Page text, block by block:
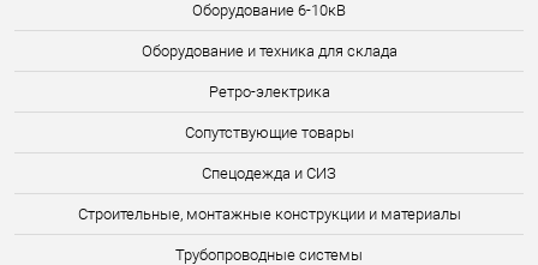
Оборудование 6-10кВ
Оборудование и техника для склада
Ретро-электрика
Сопутствующие товары
Спецодежда и СИЗ
Строительные, монтажные конструкции и материалы
Трубопроводные системы